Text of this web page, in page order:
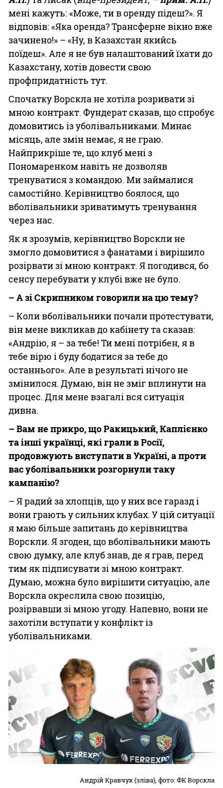
мені кажуть: «Може, ти в оренду підеш?». Я
відповів: «Яка оренда? Трансферне вікно вже
зачинено!» – «Ну, в Казахстан якийсь
поїдеш». Але я не був налаштований їхати до
Казахстану, хотів довести свою
профпридатність тут.
Спочатку Ворскла не хотіла розривати зі
мною контракт. Фундерат сказав, що спробує
домовитись із уболівальниками. Минає
місяць, але змін немає, я не граю.
Найприкріше те, що клуб мені з
Пономаренком навіть не дозволяв
тренуватися з командою. Ми займалися
самостійно. Керівництво боялося, що
вболівальники зриватимуть тренування
через нас.
Як я зрозумів, керівництво Ворскли не
змогло домовитися з фанатами і вирішило
розірвати зі мною контракт. Я погодився, бо
сенсу перебувати у клубі вже не було.
– А зі Скрипником говорили на цю тему?
– Коли вболівальники почали протестувати,
він мене викликав до кабінету та сказав:
«Андрію, я – за тебе! Ти мені потрібен, я в
тебе вірю і буду бодатися за тебе до
останнього». Але в результаті нічого не
змінилося. Думаю, він не зміг вплинути на
процес. Для мене взагалі вся ситуація
дивна.
– Вам не прикро, що Ракицький, Каплієнко
та інші українці, які грали в Росії,
продовжують виступати в Україні, а проти
вас уболівальники розгорнули таку
кампанію?
– Я радий за хлопців, що у них все гаразд і
вони грають у сильних клубах. У цій ситуації
я маю більше запитань до керівництва
Ворскли. Я згоден, що вболівальники мають
свою думку, але клуб знав, де я грав, перед
тим як підписувати зі мною контракт.
Думаю, можна було вирішити ситуацію, але
Ворскла окреслила свою позицію,
розірвавши зі мною угоду. Напевно, вони не
захотіли вступати у конфлікт із
уболівальниками.
Андрій Кравчук (зліва), фото: ФК Ворскла